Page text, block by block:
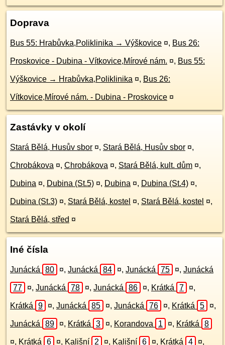
Doprava
Bus 55: Hrabůvka,Poliklinika → Výškovice ¤, Bus 26:
Proskovice - Dubina - Vítkovice,Mírové nám. ¤, Bus 55:
Výškovice → Hrabůvka,Poliklinika ¤, Bus 26:
Vítkovice,Mírové nám. - Dubina - Proskovice ¤
Zastávky v okolí
Stará Bělá, Husův sbor ¤, Stará Bělá, Husův sbor ¤,
Chrobákova ¤, Chrobákova ¤, Stará Bělá, kult. dům ¤,
Dubina ¤, Dubina (St.5) ¤, Dubina ¤, Dubina (St.4) ¤,
Dubina (St.3) ¤, Stará Bělá, kostel ¤, Stará Bělá, kostel ¤,
Stará Bělá, střed ¤
Iné čísla
Junácká 80 ¤, Junácká 84 ¤, Junácká 75 ¤, Junácká
77 ¤, Junácká 78 ¤, Junácká 86 ¤, Krátká 7 ¤,
Krátká 9 ¤, Junácká 85 ¤, Junácká 76 ¤, Krátká 5 ¤,
Junácká 89 ¤, Krátká 3 ¤, Korandova 1 ¤, Krátká 8
¤, Krátká 6 ¤, Kališní 2 ¤, Kališní 6 ¤, Krátká 4 ¤,